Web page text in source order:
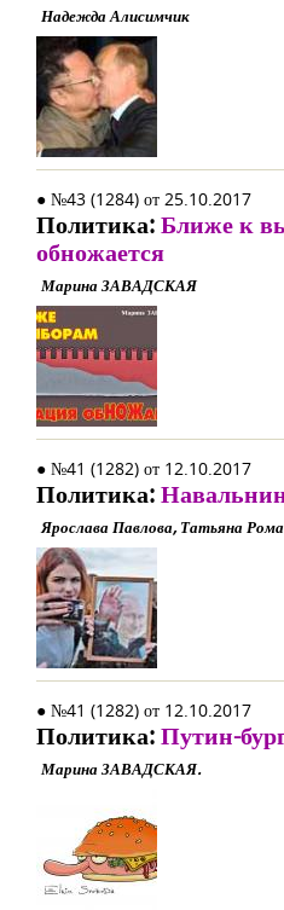
Надежда Алисимчик
● №43 (1284) от 25.10.2017
Политика:Ближе к
обножается
Марина ЗАВАДСКАЯ
● №41 (1282) от 12.10.2017
Политика:
Ярослава Павлова, Татьяна
● №41 (1282) от 12.10.2017
Политика:Путин-
Марина ЗАВАДСКАЯ.